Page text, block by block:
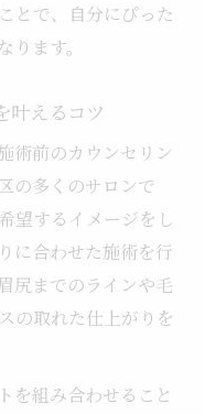
とで、自分にぴった
ます。
叶えるコツ
術前のカウンセリン
の多くのサロンで
望するイメージをし
に合わせた施術を行
尻までのラインや毛
の取れた仕上がりを
を組み合わせること